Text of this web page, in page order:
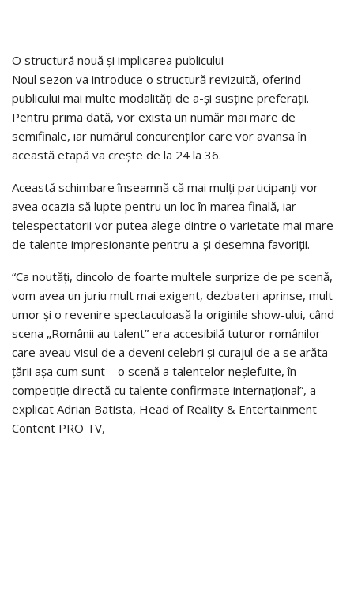
O structură nouă și implicarea publicului
Noul sezon va introduce o structură revizuită, oferind
publicului mai multe modalități de a-și susține preferații.
Pentru prima dată, vor exista un număr mai mare de
semifinale, iar numărul concurenților care vor avansa în
această etapă va crește de la 24 la 36.
Această schimbare înseamnă că mai mulți participanți vor
avea ocazia să lupte pentru un loc în marea finală, iar
telespectatorii vor putea alege dintre o varietate mai mare
de talente impresionante pentru a-și desemna favoriții.
“Ca noutăți, dincolo de foarte multele surprize de pe scenă,
vom avea un juriu mult mai exigent, dezbateri aprinse, mult
umor și o revenire spectaculoasă la originile show-ului, când
scena „Românii au talent” era accesibilă tuturor românilor
care aveau visul de a deveni celebri și curajul de a se arăta
țării așa cum sunt – o scenă a talentelor neșlefuite, în
competiție directă cu talente confirmate internațional”, a
explicat Adrian Batista, Head of Reality & Entertainment
Content PRO TV,